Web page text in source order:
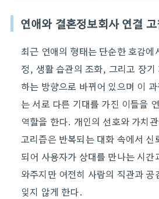
연애와 결혼정보회사 연결
최근 연애의 형태는 단순한 호감
정, 생활 습관의 조화, 그리고 장기
하는 방향으로 바뀌어 있으며 이
는 서로 다른 기대를 가진 이들을
역할을 한다. 개인의 선호와 가치
고리즘은 반복되는 대화 속에서 신
되어 사용자가 상대를 만나는 시
와주지만 여전히 사람의 직관과
잊지 않게 한다.